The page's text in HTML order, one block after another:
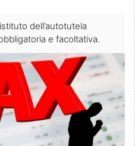
dell’autotutela
e facoltativa.